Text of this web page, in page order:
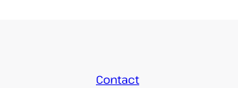
Contact